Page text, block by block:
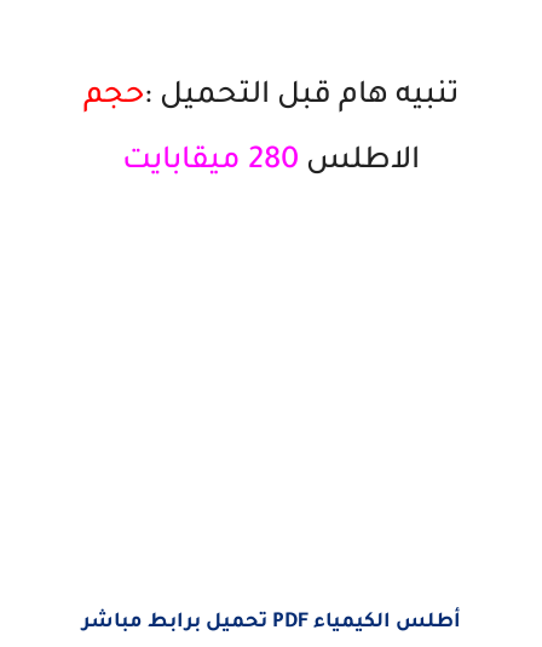
تنبيه هام قبل التحميل :حجم
الاطلس 280 ميقابايت
أطلس الكيمياء PDF تحميل برابط مباشر